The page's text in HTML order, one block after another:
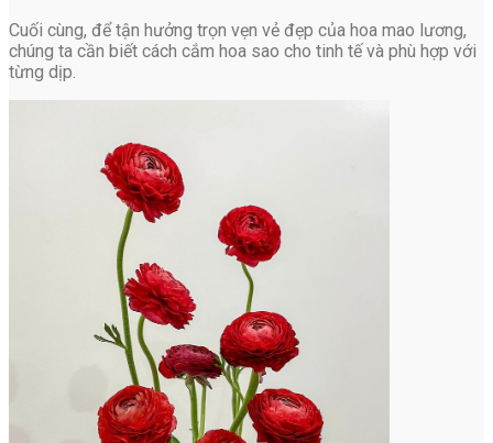
Cuối cùng, để tận hưởng trọn vẹn vẻ đẹp của hoa mao lương,
chúng ta cần biết cách cắm hoa sao cho tinh tế và phù hợp với
từng dịp.